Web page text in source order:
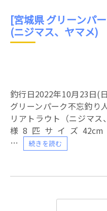
[宮城県 グリーンパ
(ニジマス、ヤマメ)
釣行日2022年10月23日(
グリーンパーク不忘釣
リアトラウト（ニジマ
様8匹サイズ42cm
続きを読む